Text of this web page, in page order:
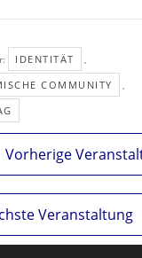
IDENTITÄT ,
COMMUNITY ,
Vorherige
Veranstaltung